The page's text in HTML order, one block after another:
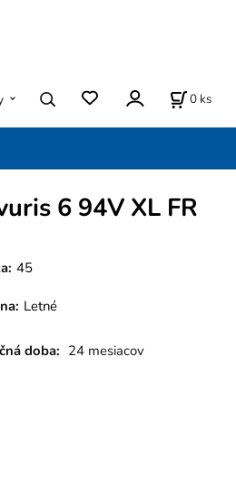
0 ks
6 94V XL FR
45
: Letné
doba: 24 mesiacov